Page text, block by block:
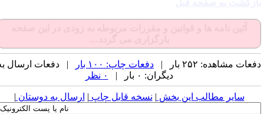
مشاهده: ۲۵۲ بار | دفعات چاپ: ۱۰۰ بار
| دفعات ارسال به
دیگران: ۰ بار |
سایر مطالب این بخش | نسخه قابل چاپ| ارسال به دوستان|